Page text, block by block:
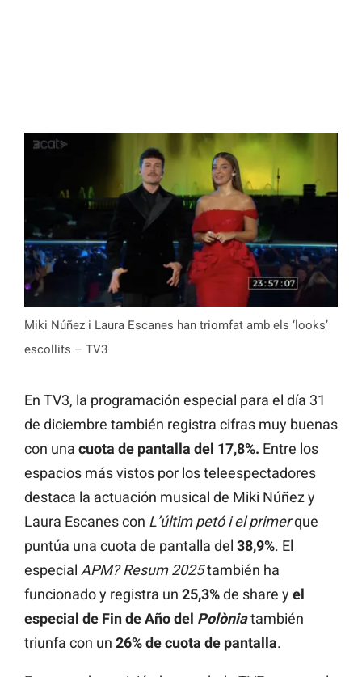
Miki Núñez i Laura Escanes han triomfat amb els ‘looks’
escollits – TV3
En TV3, la programación especial para el día 31
de diciembre también registra cifras muy buenas
con una cuota de pantalla del 17,8%. Entre los
espacios más vistos por los teleespectadores
destaca la actuación musical de Miki Núñez y
Laura Escanes con L’últim petó i el primerque
puntúa una cuota de pantalla del 38,9%. El
especial APM? Resum 2025también ha
funcionado y registra un 25,3%de share y el
especial de Fin de Año del Polòniatambién
triunfa con un 26% de cuota de pantalla.